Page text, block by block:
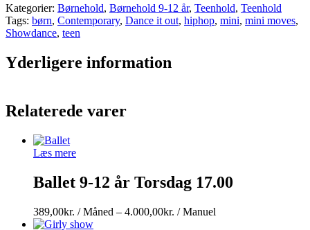
16
år
Tirsdag
19.00-
20.30
antal
Kategorier: Børnehold, Børnehold 9-12 år, Teenhold, Teenhold
Tags: børn, Contemporary, Dance it out, hiphop, mini, mini moves,
Showdance, teen
Yderligere information
Relaterede varer
Læs mere
Ballet 9-12 år Torsdag 17.00
389,00kr. / Måned – 4.000,00kr. / Manuel